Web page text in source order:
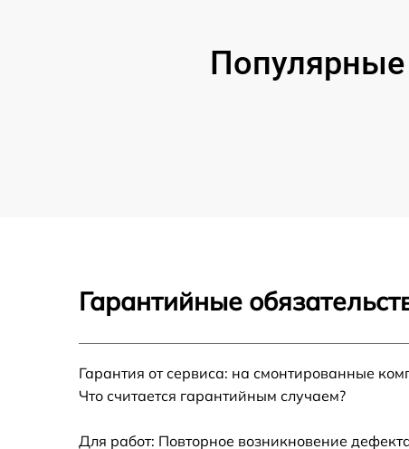
Гарантийные
Гарантия от сервиса: на смонтированные
Что считается гарантийным случаем?
Для работ: Повторное возникновение